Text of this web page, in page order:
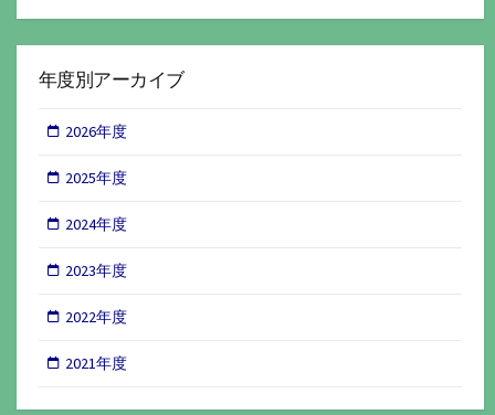
年度別アーカイブ
2026年度
2025年度
2024年度
2023年度
2022年度
2021年度